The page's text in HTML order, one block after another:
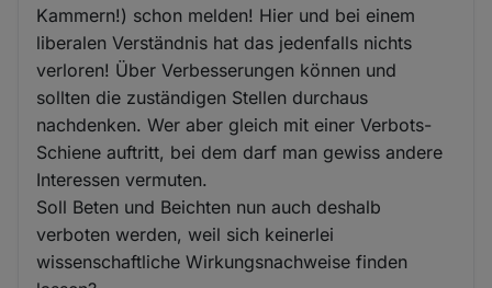
Kammern!) schon melden! Hier und bei einem
liberalen Verständnis hat das jedenfalls nichts
verloren! Über Verbesserungen können und
sollten die zuständigen Stellen durchaus
nachdenken. Wer aber gleich mit einer Verbots-
Schiene auftritt, bei dem darf man gewiss andere
Interessen vermuten.
Soll Beten und Beichten nun auch deshalb
verboten werden, weil sich keinerlei
wissenschaftliche Wirkungsnachweise finden